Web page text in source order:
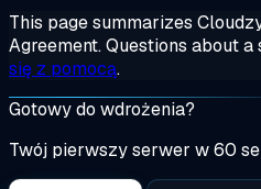
This page summarizes
Agreement. Questions about
się z pomocą.
Gotowy do wdrożenia?
Twój pierwszy serwer w 60